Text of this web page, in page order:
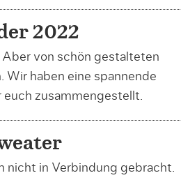
2022
Aber von schön gestalteten
Wir haben eine spannende
zusammengestellt.
nicht in Verbindung gebracht.